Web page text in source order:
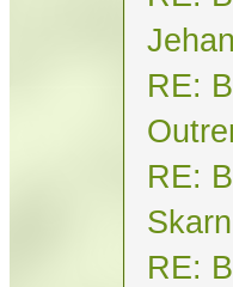
Jehan
RE:
RE:
Skarn
RE: